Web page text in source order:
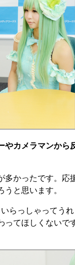
カメラマンから
多かったです。応
と思います。
らっしゃってうれ
ってほしくないで